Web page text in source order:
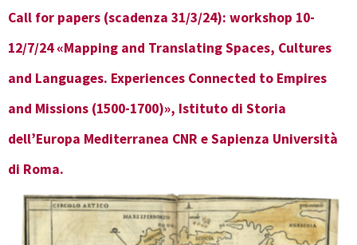
Call for papers (scadenza 31/3/24): workshop 10-
12/7/24 «Mapping and Translating Spaces, Cultures
and Languages. Experiences Connected to Empires
and Missions (1500-1700)», Istituto di Storia
dell’Europa Mediterranea CNR e Sapienza Università
di Roma.